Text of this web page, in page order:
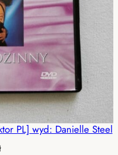
PL] wyd: Danielle Steel